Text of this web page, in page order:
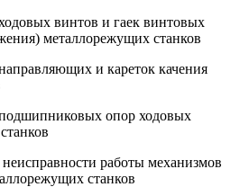
винтов и гаек винтовых
металлорежущих станков
и кареток качения
опор ходовых
работы механизмов
станков